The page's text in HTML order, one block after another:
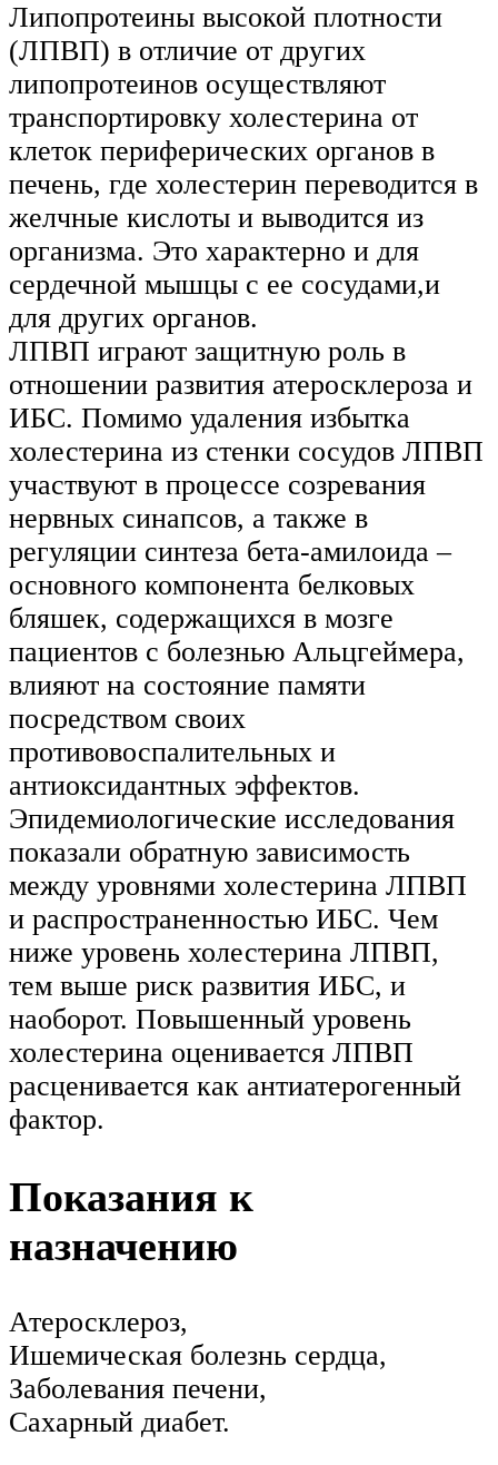
Липопротеины высокой плотности
(ЛПВП) в отличие от других
липопротеинов осуществляют
транспортировку холестерина от
клеток периферических органов в
печень, где холестерин переводится в
желчные кислоты и выводится из
организма. Это характерно и для
сердечной мышцы с ее сосудами,и
для других органов.
ЛПВП играют защитную роль в
отношении развития атеросклероза и
ИБС. Помимо удаления избытка
холестерина из стенки сосудов ЛПВП
участвуют в процессе созревания
нервных синапсов, а также в
регуляции синтеза бета-амилоида –
основного компонента белковых
бляшек, содержащихся в мозге
пациентов с болезнью Альцгеймера,
влияют на состояние памяти
посредством своих
противовоспалительных и
антиоксидантных эффектов.
Эпидемиологические исследования
показали обратную зависимость
между уровнями холестерина ЛПВП
и распространенностью ИБС. Чем
ниже уровень холестерина ЛПВП,
тем выше риск развития ИБС, и
наоборот. Повышенный уровень
холестерина оценивается ЛПВП
расценивается как антиатерогенный
фактор.
Показания к
назначению
Атеросклероз,
Ишемическая болезнь сердца,
Заболевания печени,
Сахарный диабет.